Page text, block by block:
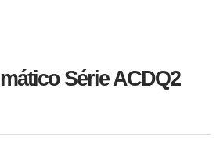
Série ACDQ2